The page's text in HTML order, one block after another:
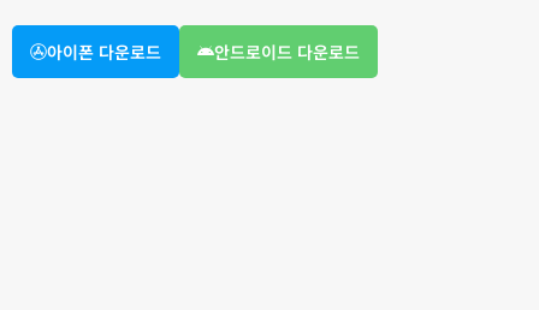
아이폰 다운로드 안드로이드 다운로드